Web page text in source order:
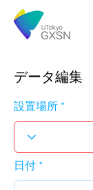
データ編集
設置場所
日付 *r